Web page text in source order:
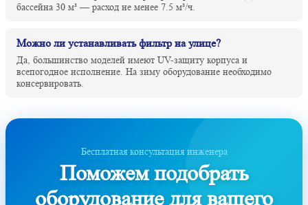
бассейна 30 м³ — расход не менее 7.5 м³/ч.
Можно ли устанавливать фильтр на улице?
Да, большинство моделей имеют UV-защиту корпуса и
всепогодное исполнение. На зиму оборудование необходимо
консервировать.
Бесплатная консультация инженера
Поможем подобрать
оборудование для вашего